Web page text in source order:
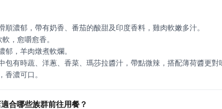
香濃可口。
合哪些族群前往用餐？